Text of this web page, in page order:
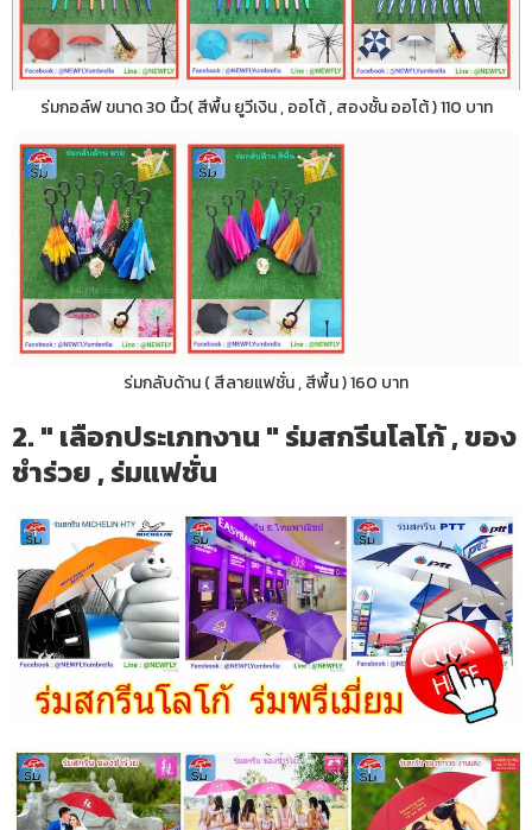
ร่มกอล์ฟ ขนาด 30 นื้ว( สีพื้น ยูวีเงิน , ออโต้ , สองชั้น ออโต้ ) 110 บาท
ร่มกลับด้าน ( สีลายแฟชั่น , สีพื้น ) 160 บาท
2. " เลือกประเภทงาน " ร่มสกรีนโลโก้ , ของ
ชำร่วย , ร่มแฟชั่น